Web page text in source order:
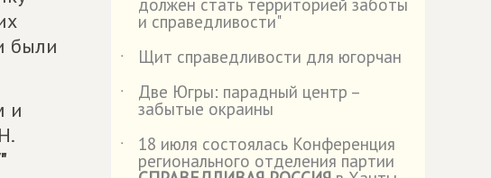
были
и
должен стать территорией заботы
и справедливости"
˙
Щит справедливости для югорчан
˙
Две Югры: парадный центр –
забытые окраины
˙
18 июля состоялась Конференция
регионального отделения партии